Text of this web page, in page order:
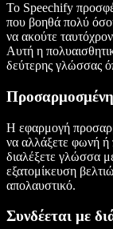
Το Speechify
που βοηθά πολύ
να ακούτε
Αυτή η
δεύτερης γλώσσας
Η εφαρμογή
να αλλάξετε φωνή ή
διαλέξετε γλώσσα
εξατομίκευση
απολαυστικό.
Συνδέεται με